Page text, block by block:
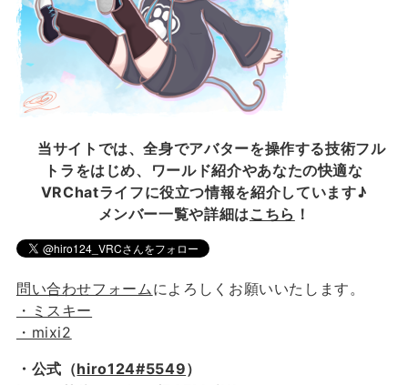
当サイトでは、全身でアバターを操作する技術フル
トラをはじめ、ワールド紹介やあなたの快適な
VRChatライフに役立つ情報を紹介しています♪
メンバー一覧や詳細はこちら ！
問い合わせフォームによろしくお願いいたします。
・ミスキー
・mixi2
・公式（hiro124#5549）